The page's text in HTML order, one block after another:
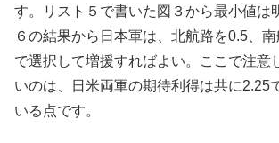
す。リスト５で書いた図３から最小値は
６の結果から日本軍は、北航路を0.5、
で選択して増援すればよい。ここで注意
いのは、日米両軍の期待利得は共に2.25
いる点です。